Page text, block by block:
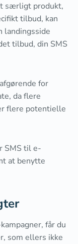
særligt produkt,
tilbud, kan
landingsside
tilbud, din SMS
for
da flere
flere potentielle
SMS til e-
at benytte
får du
som ellers ikke